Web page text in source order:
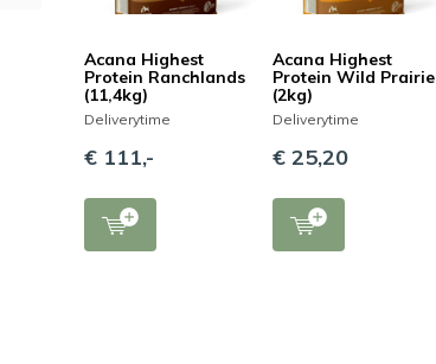
Acana Highest
Protein Ranchlands
(11,4kg)
Deliverytime
€ 111,-
Acana Highest
Protein Wild Prairie
(2kg)
Deliverytime
€ 25,20